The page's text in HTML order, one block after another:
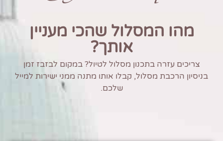
מהו המסלול שהכי מעניין
אותך?
צריכים עזרה בתכנון מסלול לטיול? במקום לבזבז זמן
בניסיון הרכבת מסלול, קבלו אותו מתנה ממני ישירות למייל
שלכם.